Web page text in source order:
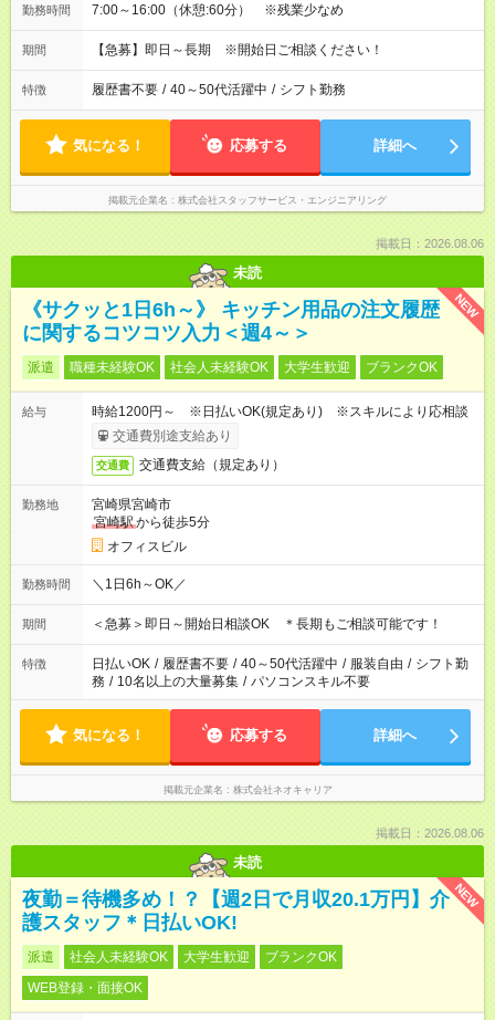
勤務時間 7:00～16:00（休憩:60分） ※残業少なめ
期間 【急募】即日～長期 ※開始日ご相談ください！
特徴 履歴書不要 / 40～50代活躍中 / シフト勤務
気になる！ 応募する 詳細へ
掲載元企業名 株式会社スタッフサービス・エンジニアリング
掲載日：2026.08.06
未読
NEW
《サクッと1日6h～》 キッチン用品の注文履歴
に関するコツコツ入力＜週4～＞
派遣 職種未経験OK 社会人未経験OK 大学生歓迎 ブランクOK
給与
時給1200円～ ※日払いOK(規定あり) ※スキルにより応相談
交通費別途支給あり
交通費 交通費支給（規定あり）
勤務地
宮崎県宮崎市
宮崎駅から徒歩5分
オフィスビル
勤務時間 ＼1日6h～OK／
期間 ＜急募＞即日～開始日相談OK ＊長期もご相談可能です！
特徴 日払いOK / 履歴書不要 / 40～50代活躍中 / 服装自由 / シフト勤
務 / 10名以上の大量募集 / パソコンスキル不要
気になる！ 応募する 詳細へ
掲載元企業名 株式会社ネオキャリア
掲載日：2026.08.06
未読
NEW
夜勤＝待機多め！？【週2日で月収20.1万円】介
護スタッフ＊日払いOK!
派遣 社会人未経験OK 大学生歓迎
ブランクOK
WEB登録・面接OK